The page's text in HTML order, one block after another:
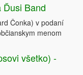
Ďusi Band
Čonka) v podaní
menom
všetko) -